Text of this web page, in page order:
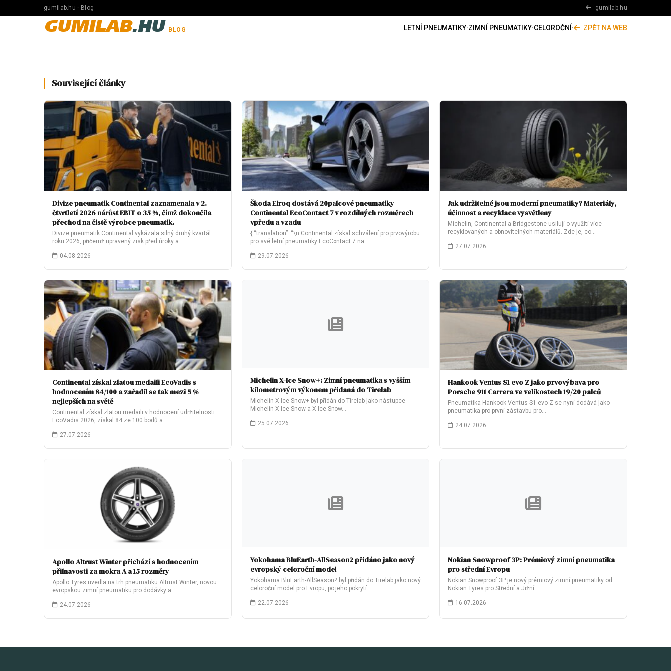
gumilab.hu · Blog gumilab.hu
GUMILAB.HU BLOG LETNÍ PNEUMATIKY·ZIMNÍ PNEUMATIKY·CELOROČNÍ · ZPĚT NA WEB
Související články
Divize pneumatik Continental zaznamenala v 2.
čtvrtletí 2026 nárůst EBIT o 35 %, čímž dokončila
přechod na čistě výrobce pneumatik.
Divize pneumatik Continental vykázala silný druhý kvartál
roku 2026, přičemž upravený zisk před úroky a…
04.08.2026
Škoda Elroq dostává 20palcové pneumatiky
Continental EcoContact 7 v rozdílných rozměrech
vpředu a vzadu
{ “translation”: “\n Continental získal schválení pro prvovýrobu
pro své letní pneumatiky EcoContact 7 na…
29.07.2026
Jak udržitelné jsou moderní pneumatiky? Materiály,
účinnost a recyklace vysvětleny
Michelin, Continental a Bridgestone usilují o využití více
recyklovaných a obnovitelných materiálů. Zde je, co…
27.07.2026
Continental získal zlatou medaili EcoVadis s
hodnocením 84/100 a zařadil se tak mezi 5 %
nejlepších na světě
Continental získal zlatou medaili v hodnocení udržitelnosti
EcoVadis 2026, získal 84 ze 100 bodů a…
27.07.2026
Michelin X-Ice Snow+: Zimní pneumatika s vyšším
kilometrovým výkonem přidaná do Tirelab
Michelin X-Ice Snow+ byl přidán do Tirelab jako nástupce
Michelin X-Ice Snow a X-Ice Snow…
25.07.2026
Hankook Ventus S1 evo Z jako prvovýbava pro
Porsche 911 Carrera ve velikostech 19/20 palců
Pneumatika Hankook Ventus S1 evo Z se nyní dodává jako
pneumatika pro první zástavbu pro…
24.07.2026
Apollo Altrust Winter přichází s hodnocením
přilnavosti za mokra A a 15 rozměry
Apollo Tyres uvedla na trh pneumatiku Altrust Winter, novou
evropskou zimní pneumatiku pro dodávky a…
24.07.2026
Yokohama BluEarth-AllSeason2 přidáno jako nový
evropský celoroční model
Yokohama BluEarth-AllSeason2 byl přidán do Tirelab jako nový
celoroční model pro Evropu, po jeho pokrytí…
22.07.2026
Nokian Snowproof 3P: Prémiový zimní pneumatika
pro střední Evropu
Nokian Snowproof 3P je nový prémiový zimní pneumatiky od
Nokian Tyres pro Střední a Jižní…
16.07.2026